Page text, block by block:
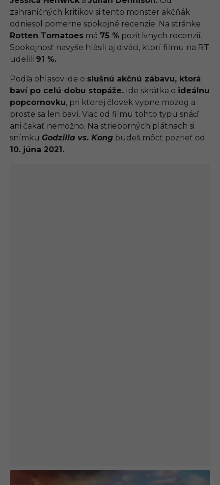
zahraničných kritikov si tento monster akčňák
odniesol pomerne spokojné recenzie. Na stránke
Rotten Tomatoes má 75 % pozitívnych recenzií.
Spokojnosť navyše hlásili aj diváci, ktorí filmu na RT
udelili 91 %.
Podľa ohlasov ide o slušnú akčnú zábavu, ktorá
baví po celú dobu stopáže. Ide skrátka o ideálnu
popcornovku, pri ktorej človek vypne mozog a
proste sa len baví. Viac od filmu tohto typu snáď
ani čakať nemožno. Na strieborných plátnach si
snímku Godzilla vs. Kong budeš môcť pozrieť od
10. júna 2021.